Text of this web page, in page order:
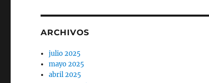
ARCHIVOS
julio 2025
mayo 2025
abril 2025